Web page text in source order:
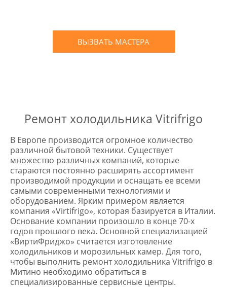
ВЫЗВАТЬ МАСТЕРА
Ремонт холодильника Vitrifrigo
В Европе производится огромное количество
различной бытовой техники. Существует
множество различных компаний, которые
стараются постоянно расширять ассортимент
производимой продукции и оснащать ее всеми
самыми современными технологиями и
оборудованием. Ярким примером является
компания «Virtifrigo», которая базируется в Италии.
Основание компании произошло в конце 70-х
годов прошлого века. Основной специализацией
«ВиртиФриджо» считается изготовление
холодильников и морозильных камер. Для того,
чтобы выполнить ремонт холодильника Vitrifrigo в
Митино необходимо обратиться в
специализированные сервисные центры.